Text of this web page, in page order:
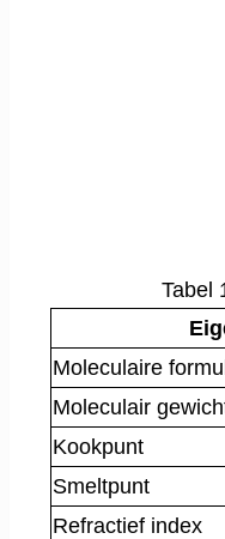
Tabel
Moleculaire
Moleculair
Kookpunt
Smeltpunt
Refractief index